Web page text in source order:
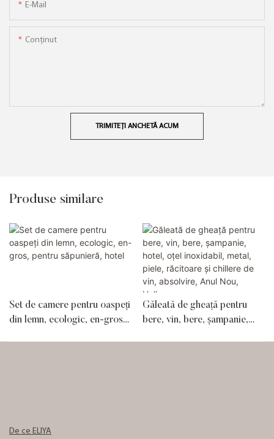
E-Mail
Conţinut
TRIMITEȚI ANCHETĂ ACUM
Produse similare
Set de camere pentru oaspeți
din lemn, ecologic, en-gros,
Găleată de gheață pentru
bere, vin, bere, șampanie,
De ce ELIYA